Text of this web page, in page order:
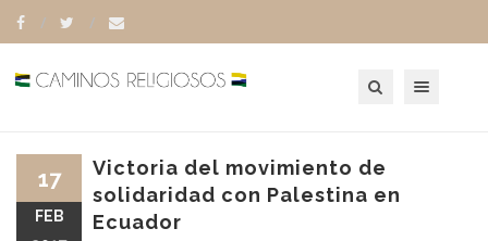
Victoria del movimiento de
solidaridad con Palestina en
Ecuador
17
FEB